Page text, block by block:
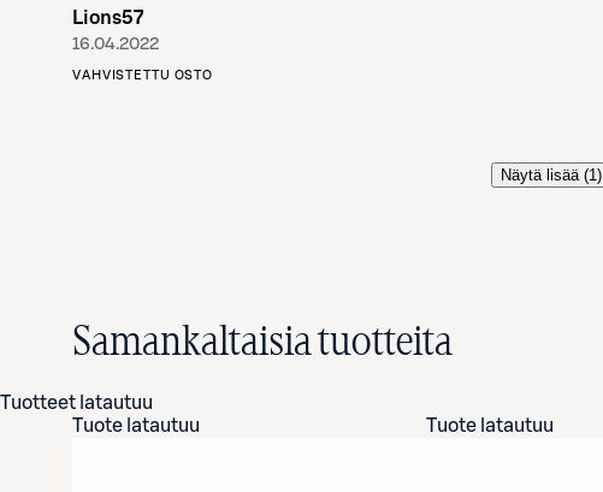
Lions57
16.04.2022
VAHVISTETTU OSTO
Näytä lisää (1)
Samankaltaisia tuotteita
Tuotteet latautuu
Tuote latautuu
Tuote latautuu